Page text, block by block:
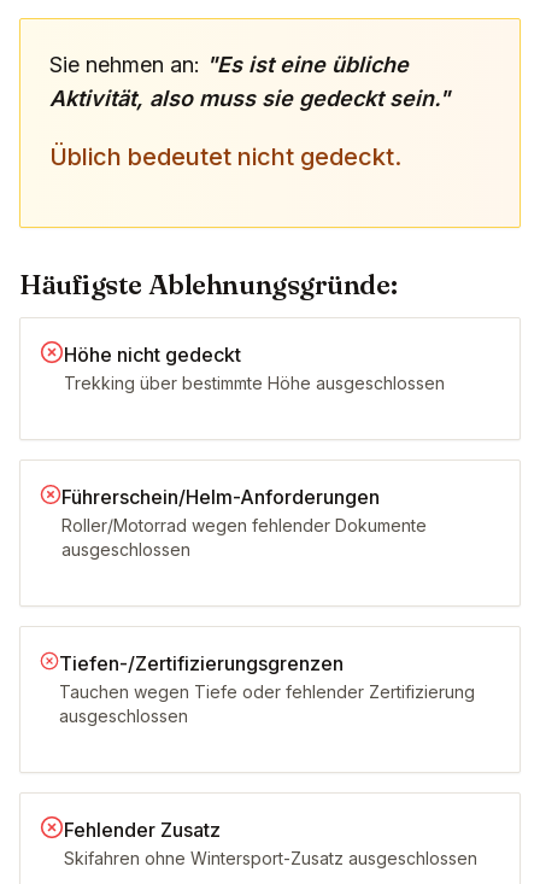
Sie nehmen an: "Es ist eine übliche
Aktivität, also muss sie gedeckt sein."
Üblich bedeutet nicht gedeckt.
Häufigste Ablehnungsgründe:
Höhe nicht gedeckt
Trekking über bestimmte Höhe ausgeschlossen
Führerschein/Helm-Anforderungen
Roller/Motorrad wegen fehlender Dokumente
ausgeschlossen
Tiefen-/Zertifizierungsgrenzen
Tauchen wegen Tiefe oder fehlender Zertifizierung
ausgeschlossen
Fehlender Zusatz
Skifahren ohne Wintersport-Zusatz ausgeschlossen